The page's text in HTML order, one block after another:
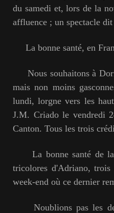
du samedi et, lors de la
affluence ; un spectacle
La bonne santé, en
Nous souhaitons à
mais non moins
lundi, lorgne vers les
J.M. Criado le vendredi
Canton. Tous les trois
La bonne santé de la
tricolores d'Adriano,
week-end où ce dernier
Noublions pas les